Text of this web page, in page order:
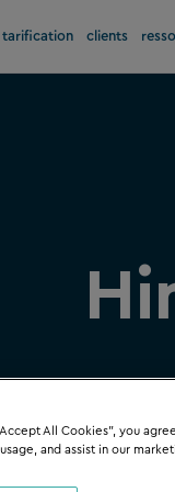
tarification clients
All Cookies”, you
and assist in our